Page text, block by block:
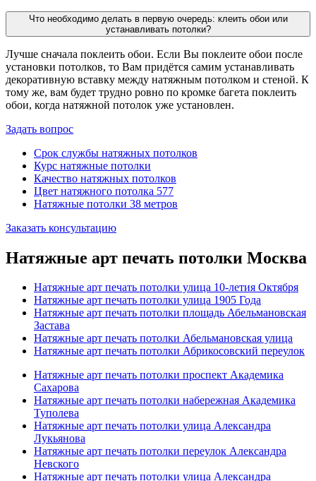
Что необходимо делать в первую очередь: клеить обои или
устанавливать потолки?
Лучше сначала поклеить обои. Если Вы поклеите обои после
установки потолков, то Вам придётся самим устанавливать
декоративную вставку между натяжным потолком и стеной. К
тому же, вам будет трудно ровно по кромке багета поклеить
обои, когда натяжной потолок уже установлен.
Задать вопрос
Срок службы натяжных потолков
Курс натяжные потолки
Качество натяжных потолков
Цвет натяжного потолка 577
Натяжные потолки 38 метров
Заказать консультацию
Натяжные арт печать потолки Москва
Натяжные арт печать потолки улица 10-летия Октября
Натяжные арт печать потолки улица 1905 Года
Натяжные арт печать потолки площадь Абельмановская
Застава
Натяжные арт печать потолки Абельмановская улица
Натяжные арт печать потолки Абрикосовский переулок
Натяжные арт печать потолки проспект Академика
Сахарова
Натяжные арт печать потолки набережная Академика
Туполева
Натяжные арт печать потолки улица Александра
Лукьянова
Натяжные арт печать потолки переулок Александра
Невского
Натяжные арт печать потолки улица Александра